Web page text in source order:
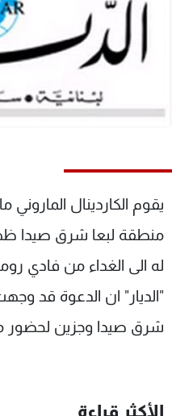
يقوم الكاردينال
منطقة لبعا شرق صيدا
له الى الغداء من فادي
"الديار" ان الدعوة قد
شرق صيدا وجزين لحضور
الأكثر قراءة
منوعات
كأس العالم
الترددات
الإنـتـاج
لاعلاناتكم